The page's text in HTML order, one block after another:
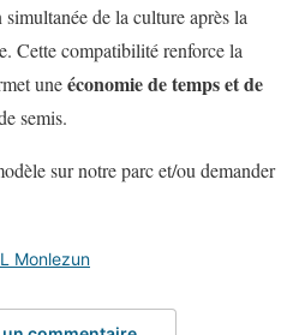
de la culture après la
Cette compatibilité renforce la
uneéconomie de temps et de
semis.
sur notre parc et/ou demander
Monlezun